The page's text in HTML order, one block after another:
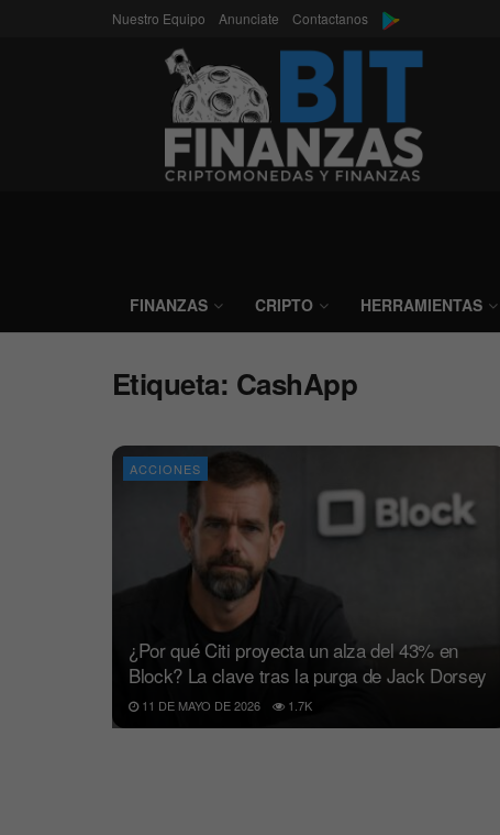
Nuestro Equipo Anunciate Contactanos
FINANZAS CRIPTO HERRAMIENTAS
Etiqueta: CashApp
ACCIONES
¿Por qué Citi proyecta un alza del 43% en
Block? La clave tras la purga de Jack Dorsey
11 DE MAYO DE 2026 1.7K